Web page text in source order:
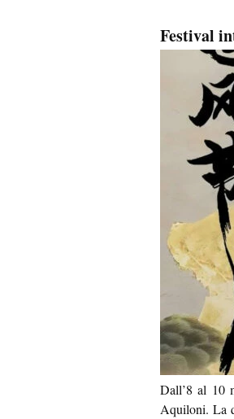
Festival
Dall’8 al 10
Aquiloni. La